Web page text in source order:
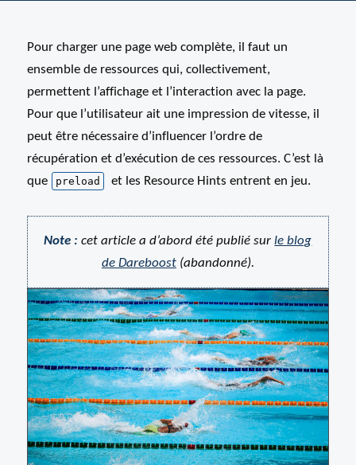
Pour charger une page web complète, il faut un
ensemble de ressources qui, collectivement,
permettent l’affichage et l’interaction avec la page.
Pour que l’utilisateur ait une impression de vitesse, il
peut être nécessaire d’influencer l’ordre de
récupération et d’exécution de ces ressources. C’est là
que
preload et les Resource Hints entrent en jeu.
Note : cet article a d’abord été publié surle blog
de Dareboost(abandonné).